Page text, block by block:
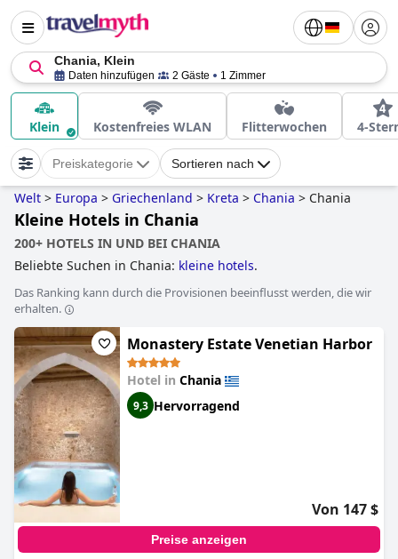
Chania, Klein
Daten hinzufügen 2 Gäste 1 Zimmer
Klein Kostenfreies WLAN Flitterwochen 4-
Preiskategorie Sortieren nach
Welt > Europa > Griechenland > Kreta > Chania > Chania
Kleine Hotels in Chania
200+ HOTELS IN UND BEI CHANIA
Beliebte Suchen in Chania: kleine hotels.
Das Ranking kann durch die Provisionen beeinflusst werden, die wir
erhalten.
Monastery Estate Venetian Harbor
Hotel in Chania
9,3 Hervorragend
Von 147 $
Preise anzeigen